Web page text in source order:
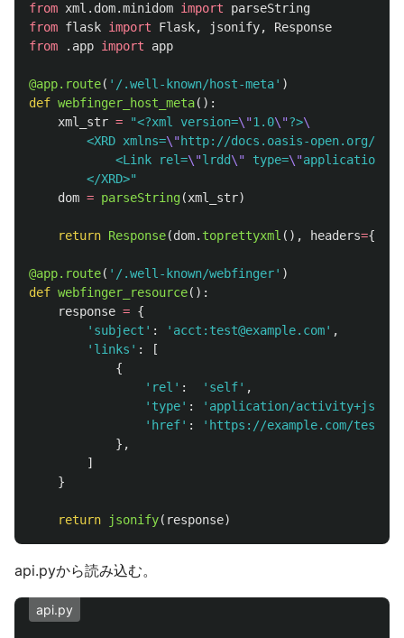
from xml.dom.minidom import
parseString
from flask import Flask, jsonify,
Response
from
.app import app
@app.route( ' /.well-known/host-meta' )
def webfinger_host_meta():
xml_str = "<?xml version=\"1.0\"?>
        <XRD xmlns=
\"http://docs.oasis-open.org/
            <Link rel=
\"lrdd\" type=\"application/
        </XRD>
"
dom = parseString(xml_str)
return Response(dom. toprettyxml (), headers={
@app.route( ' /.well-known/webfinger' )
def webfinger_resource():
response = {
' subject ' : ' acct:test@example.com' ,
' links ' :
[
{
' rel ' : ' self' ,
' type' : ' application/activity+json
' href' : ' https://example.com/test
},
]
}
return jsonify( response)
api.pyから読み込む。
api.py